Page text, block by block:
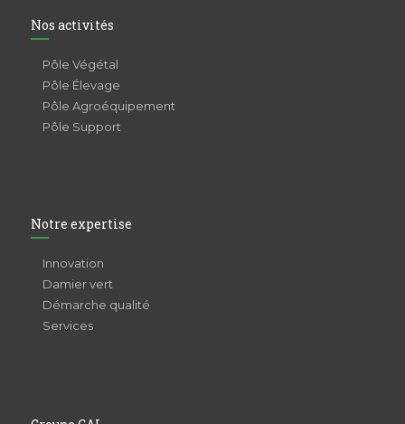
Nos activités
Pôle Végétal
Pôle Élevage
Pôle Agroéquipement
Pôle Support
Notre expertise
Innovation
Damier vert
Démarche qualité
Services